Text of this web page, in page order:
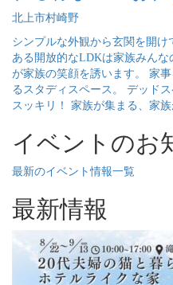
北上市村崎野
シンプルな外観から玄関を開
ある開放的なLDKは家族みん
が家族の笑顔を誘います。 家
るスタディスペース。 デッド
スッキリ！ 家族が集まる、家
イベントのお
最新のイベント情報一覧
最新情報